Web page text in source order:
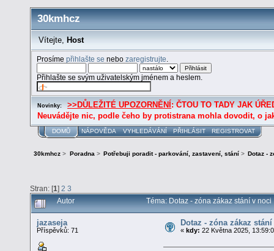
30kmhcz
Vítejte, Host
Prosímepřihlašte se nebozaregistrujte
Přihlašte se svým uživatelským jménem a heslem.
Novinky: >>DŮLEŽITÉ UPOZORNĚNÍ : ČTOU TO TADY JAK
Neuvádějte nic, podle čeho by protistrana mohla dovodit, o
DOMŮ NÁPOVĚDA VYHLEDÁVÁNÍ PŘIHLÁSIT REGISTROVAT
30kmhcz > Poradna> Potřebuji poradit - parkování, zastavení, stání > Dotaz -
Stran: [1] 2 3
Autor Téma: Dotaz - zóna zákaz stání v
jazaseja
Příspěvků: 71
Dotaz - zóna zákaz
« kdy: 22 Května 2025,